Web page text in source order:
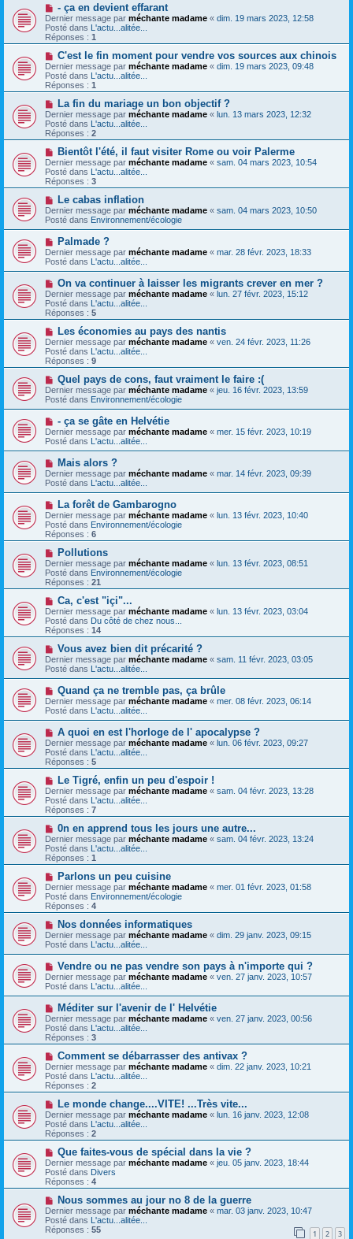
a
g
e
a
u
m
e
s
a
g
e
o
u
v
e
a
m
e
s
s
a
g
e
- ça en devient effarant
Dernier message par méchante madame « dim. 19 mars 2023, 12:58
Posté dans L'actu...alitée...
Réponses : 1
N
o
u
v
e
a
u
m
e
s
s
a
g
e
C'est le fin moment pour vendre vos sources aux chinois
Dernier message par méchante madame « dim. 19 mars 2023, 09:48
Posté dans L'actu...alitée...
Réponses : 1
N
o
u
v
e
a
u
m
e
s
s
a
g
e
La fin du mariage un bon objectif ?
Dernier message par méchante madame « lun. 13 mars 2023, 12:32
Posté dans L'actu...alitée...
Réponses : 2
N
o
u
v
e
a
u
m
e
s
a
g
e
Bientôt l'été, il faut visiter Rome ou voir Palerme
Dernier message par méchante madame « sam. 04 mars 2023, 10:54
Posté dans L'actu...alitée...
Réponses : 3
N
o
u
v
e
a
u
m
e
s
s
a
g
e
Le cabas inflation
Dernier message par méchante madame « sam. 04 mars 2023, 10:50
Posté dans Environnement/écologie
N
o
u
v
a
u
m
e
s
a
g
e
Palmade ?
Dernier message par méchante madame « mar. 28 févr. 2023, 18:33
Posté dans L'actu...alitée...
N
o
u
v
e
a
u
m
e
s
s
a
g
e
On va continuer à laisser les migrants crever en mer ?
Dernier message par méchante madame « lun. 27 févr. 2023, 15:12
Posté dans L'actu...alitée...
Réponses : 5
N
o
u
v
e
a
m
e
s
a
g
e
Les économies au pays des nantis
Dernier message par méchante madame « ven. 24 févr. 2023, 11:26
Posté dans L'actu...alitée...
Réponses : 9
N
o
u
v
a
u
m
e
s
a
g
e
Quel pays de cons, faut vraiment le faire :(
Dernier message par méchante madame « jeu. 16 févr. 2023, 13:59
Posté dans Environnement/écologie
o
u
v
e
a
u
m
e
s
a
g
e
- ça se gâte en Helvétie
Dernier message par méchante madame « mer. 15 févr. 2023, 10:19
Posté dans L'actu...alitée...
N
o
u
v
e
a
u
m
e
s
a
g
e
Mais alors ?
Dernier message par méchante madame « mar. 14 févr. 2023, 09:39
Posté dans L'actu...alitée...
N
o
u
v
e
a
u
m
e
s
s
a
g
e
La forêt de Gambarogno
Dernier message par méchante madame « lun. 13 févr. 2023, 10:40
Posté dans Environnement/écologie
Réponses : 6
N
o
u
v
e
a
m
e
s
s
g
e
Pollutions
Dernier message par méchante madame « lun. 13 févr. 2023, 08:51
Posté dans Environnement/écologie
Réponses : 21
N
o
u
v
e
a
m
e
s
a
g
e
Ca, c'est "içi"...
Dernier message par méchante madame « lun. 13 févr. 2023, 03:04
Posté dans Du côté de chez nous...
Réponses : 14
N
o
u
v
a
u
m
e
s
s
a
g
e
Vous avez bien dit précarité ?
Dernier message par méchante madame « sam. 11 févr. 2023, 03:05
Posté dans L'actu...alitée...
N
o
u
v
a
u
m
e
s
a
g
e
Quand ça ne tremble pas, ça brûle
Dernier message par méchante madame « mer. 08 févr. 2023, 06:14
Posté dans L'actu...alitée...
N
o
u
v
e
a
u
m
e
s
s
a
g
e
A quoi en est l'horloge de l' apocalypse ?
Dernier message par méchante madame « lun. 06 févr. 2023, 09:27
Posté dans L'actu...alitée...
Réponses : 5
N
o
u
v
e
a
u
m
e
s
s
a
g
e
Le Tigré, enfin un peu d'espoir !
Dernier message par méchante madame « sam. 04 févr. 2023, 13:28
Posté dans L'actu...alitée...
Réponses : 7
N
o
u
v
e
a
u
m
e
s
s
a
g
e
0n en apprend tous les jours une autre...
Dernier message par méchante madame « sam. 04 févr. 2023, 13:24
Posté dans L'actu...alitée...
Réponses : 1
N
o
u
v
e
a
u
m
e
s
a
g
e
Parlons un peu cuisine
Dernier message par méchante madame « mer. 01 févr. 2023, 01:58
Posté dans Environnement/écologie
Réponses : 4
N
o
u
v
e
u
m
e
s
a
g
e
Nos données informatiques
Dernier message par méchante madame « dim. 29 janv. 2023, 09:15
Posté dans L'actu...alitée...
N
o
u
v
e
a
u
m
e
s
a
g
e
Vendre ou ne pas vendre son pays à n'importe qui ?
Dernier message par méchante madame « ven. 27 janv. 2023, 10:57
Posté dans L'actu...alitée...
N
o
u
v
e
a
m
e
s
s
a
g
e
Méditer sur l'avenir de l' Helvétie
Dernier message par méchante madame « ven. 27 janv. 2023, 00:56
Posté dans L'actu...alitée...
Réponses : 3
N
o
u
v
e
a
u
m
e
s
s
a
g
e
Comment se débarrasser des antivax ?
Dernier message par méchante madame « dim. 22 janv. 2023, 10:21
Posté dans L'actu...alitée...
Réponses : 2
N
o
u
v
e
a
m
e
s
s
a
g
e
Le monde change....VITE! ...Très vite...
Dernier message par méchante madame « lun. 16 janv. 2023, 12:08
Posté dans L'actu...alitée...
Réponses : 2
N
o
u
v
e
a
u
m
e
s
Que faites-vous de spécial dans la vie ?
Dernier message par méchante madame « jeu. 05 janv. 2023, 18:44
Posté dans Divers
Réponses : 4
N
o
u
v
e
Nous sommes au jour no 8 de la guerre
Dernier message par méchante madame « mar. 03 janv. 2023, 10:47
Posté dans L'actu...alitée...
Réponses : 55 1 2 3